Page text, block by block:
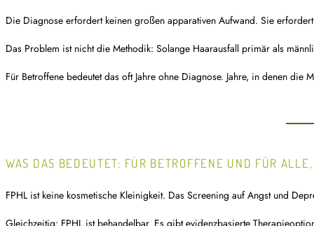
Die Diagnose erfordert keinen großen apparativen Aufwand. Sie
Das Problem ist nicht die Methodik: Solange Haarausfall primär als
Für Betroffene bedeutet das oft Jahre ohne Diagnose. Jahre, in denen
WAS DAS BEDEUTET: FÜR BETROFFENE UND FÜR
FPHL ist keine kosmetische Kleinigkeit. Das Screening auf Angst und